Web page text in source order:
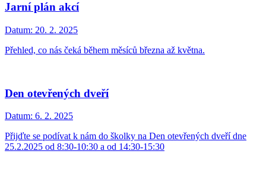
Jarní plán akcí
Datum: 20. 2. 2025
Přehled, co nás čeká během měsíců března až května.
Den otevřených dveří
Datum: 6. 2. 2025
Přijďte se podívat k nám do školky na Den otevřených dveří dne
25.2.2025 od 8:30-10:30 a od 14:30-15:30